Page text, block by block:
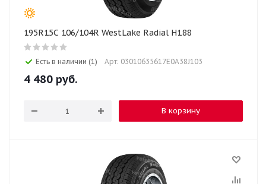
195R15C 106/104R WestLake Radial H188
Есть в наличии (1) Арт: 03010635617E0A38J103
4 480 руб.
В корзину